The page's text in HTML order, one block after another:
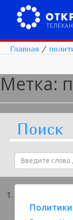
Главная /
Метка:
Поиск